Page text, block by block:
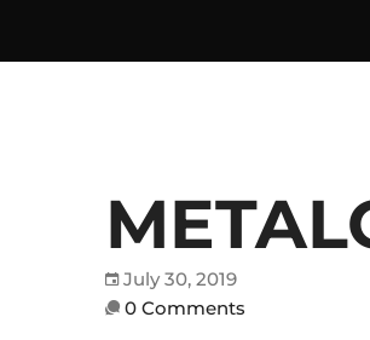
July 30, 2019
0 Comments